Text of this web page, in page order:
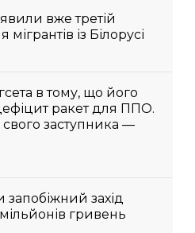
вже третій
із Білорусі
в тому, що його
ракет для ППО.
заступника —
захід
гривень